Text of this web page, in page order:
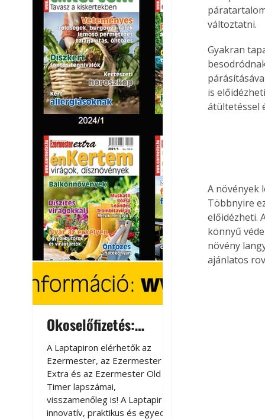
Okoselőfizetés:
Ezermester Extra
A Laptapiron elérhetők az
Ezermester, az Ezermester
Extra és az Ezermester Old
Timer lapszámai,
visszamenőleg is! A Laptapir új,
innovatív, praktikus és egyedi
változtatni.
Gyakran
is
átültetéssel
A növények
Többnyire
előidézheti.
könnyű
növény
ajánlatos